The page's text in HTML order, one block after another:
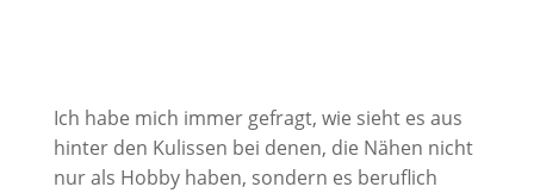
Ich habe mich immer gefragt, wie sieht es aus
hinter den Kulissen bei denen, die Nähen nicht
nur als Hobby haben, sondern es beruflich